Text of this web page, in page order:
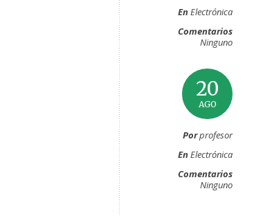
EnElectrónica
Comentarios
Ninguno
20
AGO
Porprofesor
EnElectrónica
Comentarios
Ninguno